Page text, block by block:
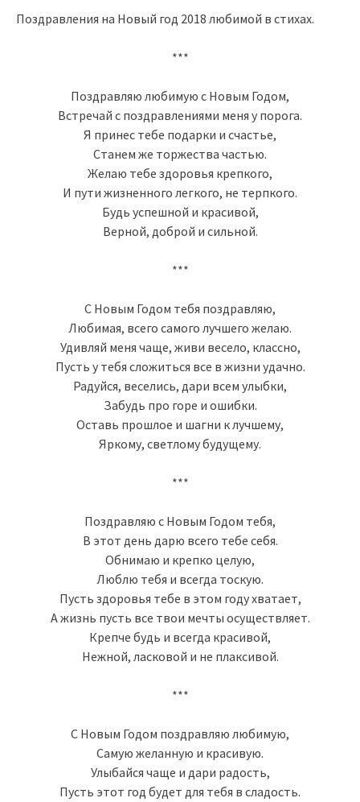
Поздравления на Новый год 2018 любимой в стихах.
***
Поздравляю любимую с Новым Годом,
Встречай с поздравлениями меня у порога.
Я принес тебе подарки и счастье,
Станем же торжества частью.
Желаю тебе здоровья крепкого,
И пути жизненного легкого, не терпкого.
Будь успешной и красивой,
Верной, доброй и сильной.
***
С Новым Годом тебя поздравляю,
Любимая, всего самого лучшего желаю.
Удивляй меня чаще, живи весело, классно,
Пусть у тебя сложиться все в жизни удачно.
Радуйся, веселись, дари всем улыбки,
Забудь про горе и ошибки.
Оставь прошлое и шагни к лучшему,
Яркому, светлому будущему.
***
Поздравляю с Новым Годом тебя,
В этот день дарю всего тебе себя.
Обнимаю и крепко целую,
Люблю тебя и всегда тоскую.
Пусть здоровья тебе в этом году хватает,
А жизнь пусть все твои мечты осуществляет.
Крепче будь и всегда красивой,
Нежной, ласковой и не плаксивой.
***
С Новым Годом поздравляю любимую,
Самую желанную и красивую.
Улыбайся чаще и дари радость,
Пусть этот год будет для тебя в сладость.